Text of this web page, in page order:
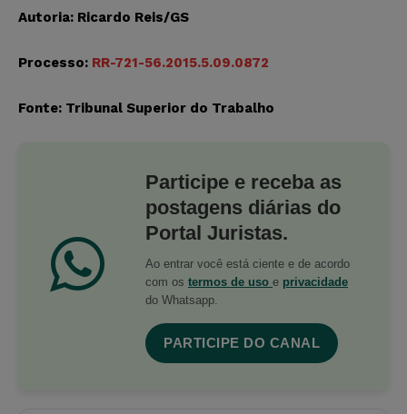
Autoria: Ricardo Reis/GS
Processo: RR-721-56.2015.5.09.0872
Fonte: Tribunal Superior do Trabalho
Participe e receba as
postagens diárias do
Portal Juristas.
Ao entrar você está ciente e de acordo
com os termos de uso e privacidade
do Whatsapp.
PARTICIPE DO CANAL